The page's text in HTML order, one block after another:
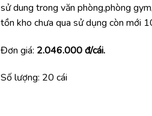
sử dung trong văn phòng,phòng
tồn kho chưa qua sử dụng còn mới
Đơn giá: 2.046.000 đ/cái.
Số lượng: 20 cái